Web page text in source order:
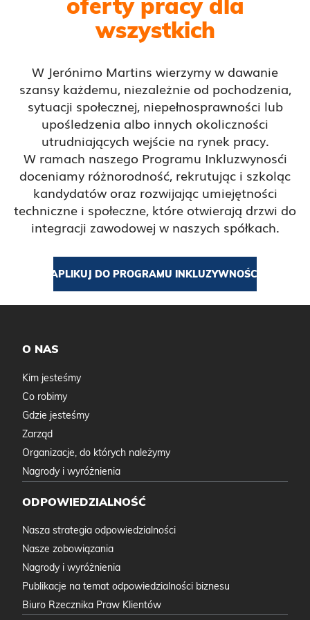
oferty pracy dla
wszystkich
W Jerónimo Martins wierzymy w dawanie
szansy każdemu, niezależnie od pochodzenia,
sytuacji społecznej, niepełnosprawności lub
upośledzenia albo innych okoliczności
utrudniających wejście na rynek pracy.
W ramach naszego Programu Inkluzwynosći
doceniamy różnorodność, rekrutując i szkoląc
kandydatów oraz rozwijając umiejętności
techniczne i społeczne, które otwierają drzwi do
integracji zawodowej w naszych spółkach.
APLIKUJ DO PROGRAMU INKLUZYWNOŚCI
O NAS
Kim jesteśmy
Co robimy
Gdzie jesteśmy
Zarząd
Organizacje, do których należymy
Nagrody i wyróżnienia
ODPOWIEDZIALNOŚĆ
Nasza strategia odpowiedzialności
Nasze zobowiązania
Nagrody i wyróżnienia
Publikacje na temat odpowiedzialności biznesu
Biuro Rzecznika Praw Klientów